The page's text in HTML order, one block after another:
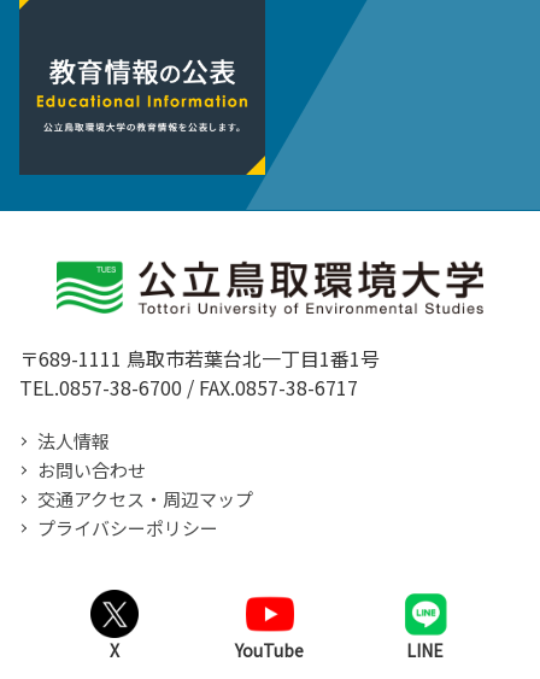
〒689-1111 鳥取市若葉台北一丁目1番1号
TEL.0857-38-6700 / FAX.0857-38-6717
法人情報
お問い合わせ
交通アクセス・周辺マップ
プライバシーポリシー